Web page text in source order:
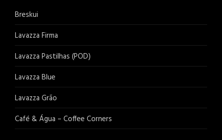
Breskui
Lavazza Firma
Lavazza Pastilhas (POD)
Lavazza Blue
Lavazza Grão
Café & Água – Coffee Corners